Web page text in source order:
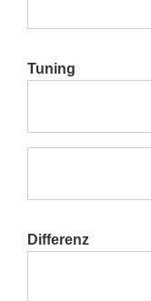
Tuning
Differenz